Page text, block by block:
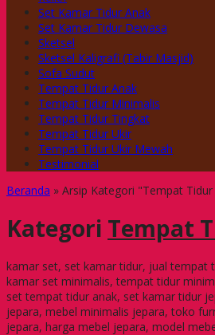
Set Kamar Tidur Anak
Set Kamar Tidur Dewasa
Sketsel
Sketsel Kaligrafi (Tabir Masjid)
Sofa Sudut
Tempat Tidur Anak
Tempat Tidur Minimalis
Tempat Tidur Tingkat
Tempat Tidur Ukir
Tempat Tidur Ukir Mewah
Testimonial
Beranda » Arsip Kategori "Tempat Tidur
Kategori Tempat
kamar set, set kamar tidur, jual tempat
kamar set minimalis, tempat tidur
set tempat tidur anak, set kamar tidur
jepara, mebel minimalis jepara, toko
jepara, harga mebel jepara, model